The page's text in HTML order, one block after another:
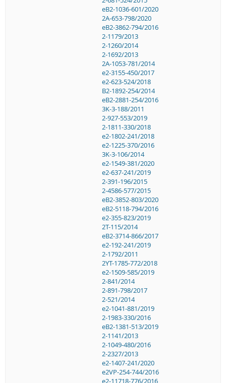
eB2-1036-601/2020
2A-653-798/2020
eB2-3862-794/2016
2-1179/2013
2-1260/2014
2-1692/2013
2A-1053-781/2014
e2-3155-450/2017
e2-623-524/2018
B2-1892-254/2014
eB2-2881-254/2016
3K-3-188/2011
2-927-553/2019
2-1811-330/2018
e2-1802-241/2018
e2-1225-370/2016
3K-3-106/2014
e2-1549-381/2020
e2-637-241/2019
2-391-196/2015
2-4586-577/2015
eB2-3852-803/2020
eB2-5118-794/2016
e2-355-823/2019
2T-115/2014
eB2-3714-866/2017
e2-192-241/2019
2-1792/2011
2YT-1785-772/2018
e2-1509-585/2019
2-841/2014
2-891-798/2017
2-521/2014
e2-1041-881/2019
2-1983-330/2016
eB2-1381-513/2019
2-1141/2013
2-1049-480/2016
2-2327/2013
e2-1407-241/2020
e2VP-254-744/2016
e2-11718-776/2016